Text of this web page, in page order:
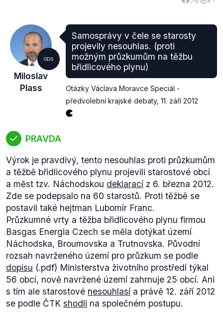
ODS
Miloslav
Plass
Samosprávy v čele se starosty
projevily nesouhlas. (proti
možným průzkumům na těžbu
břidlicového plynu)
Otázky Václava Moravce Speciál -
předvolební krajské debaty, 11. září 2012
PRAVDA
Výrok je pravdivý, tento nesouhlas proti průzkumům
a těžbě břidlicového plynu projevili starostové obcí
a měst tzv. Náchodskou deklarací z 6. března 2012.
Zde se podepsalo na 60 starostů. Proti těžbě se
postavil také hejtman Lubomír Franc.
Průzkumné vrty a těžba břidlicového plynu firmou
Basgas Energia Czech se měla dotýkat území
Náchodska, Broumovska a Trutnovska. Původní
rozsah navrženého území pro průzkum se podle
dopisu (.pdf) Ministerstva životního prostředí týkal
56 obcí, nově navržené území zahrnuje 25 obcí. Ani
s tím ale starostové nesouhlasí a právě 12. září 2012
se podle ČTK shodli na společném postupu.